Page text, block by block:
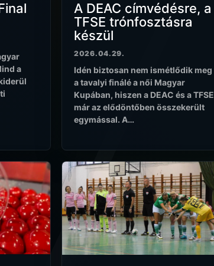
a
A DEAC címvédésre, a
TFSE trónfosztásra
készül
2026.04.29.
Idén biztosan nem ismétlődik meg
a tavalyi finálé a női Magyar
Kupában, hiszen a DEAC és a TFSE
már az elődöntőben összekerült
egymással. A…